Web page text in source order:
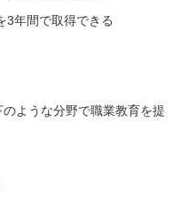
3年間で取得できる
ような分野で職業教育を提